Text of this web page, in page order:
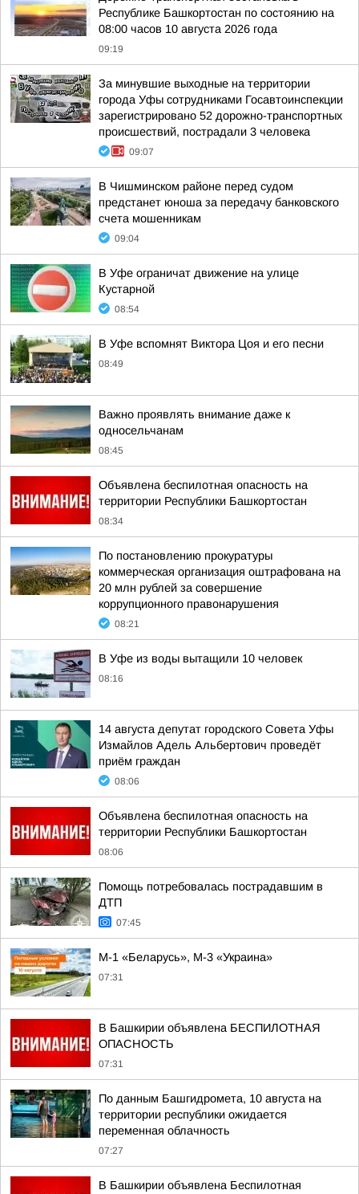
Республике Башкортостан по состоянию на
08:00 часов 10 августа 2026 года
09:19
За минувшие выходные на территории
города Уфы сотрудниками Госавтоинспекции
зарегистрировано 52 дорожно-транспортных
происшествий, пострадали 3 человека
09:07
В Чишминском районе перед судом
предстанет юноша за передачу банковского
счета мошенникам
09:04
В Уфе ограничат движение на улице
Кустарной
08:54
В Уфе вспомнят Виктора Цоя и его песни
08:49
Важно проявлять внимание даже к
односельчанам
08:45
Объявлена беспилотная опасность на
территории Республики Башкортостан
08:34
По постановлению прокуратуры
коммерческая организация оштрафована на
20 млн рублей за совершение
коррупционного правонарушения
08:21
В Уфе из воды вытащили 10 человек
08:16
14 августа депутат городского Совета Уфы
Измайлов Адель Альбертович проведёт
приём граждан
08:06
Объявлена беспилотная опасность на
территории Республики Башкортостан
08:06
Помощь потребовалась пострадавшим в
ДТП
07:45
М-1 «Беларусь», М-3 «Украина»
07:31
В Башкирии объявлена БЕСПИЛОТНАЯ
ОПАСНОСТЬ
07:31
По данным Башгидромета, 10 августа на
территории республики ожидается
переменная облачность
07:27
В Башкирии объявлена Беспилотная